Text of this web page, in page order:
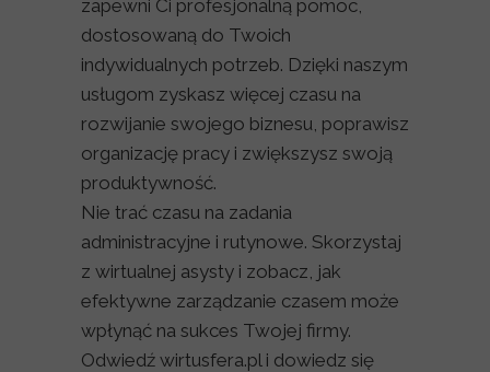
zapewni Ci profesjonalną pomoc,
dostosowaną do Twoich
indywidualnych potrzeb. Dzięki naszym
usługom zyskasz więcej czasu na
rozwijanie swojego biznesu, poprawisz
organizację pracy i zwiększysz swoją
produktywność.
Nie trać czasu na zadania
administracyjne i rutynowe. Skorzystaj
z wirtualnej asysty i zobacz, jak
efektywne zarządzanie czasem może
wpłynąć na sukces Twojej firmy.
Odwiedź wirtusfera.pl i dowiedz się